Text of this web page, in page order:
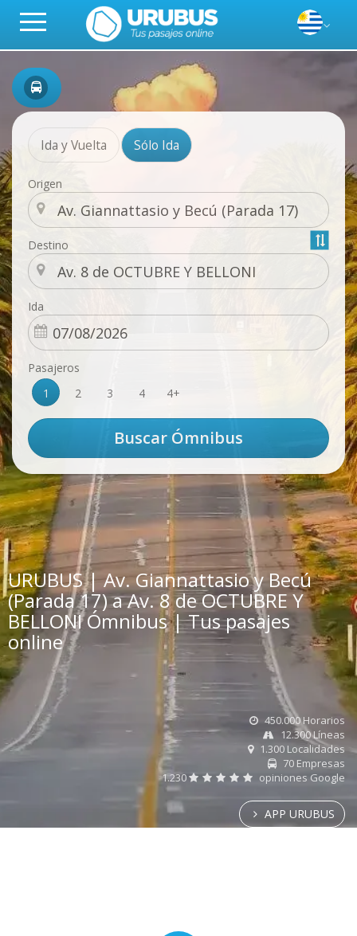
Ida y Vuelta Sólo Ida
Origen
Destino
Ida
Pasajeros
1
2 3 4 4+
URUBUS | Av. Giannattasio y Becú
(Parada 17) a Av. 8 de OCTUBRE Y
BELLONI Ómnibus | Tus pasajes
online
450.000 Horarios
12.300 Líneas
1.300 Localidades
70 Empresas
1.230
opiniones Google
APP URUBUS